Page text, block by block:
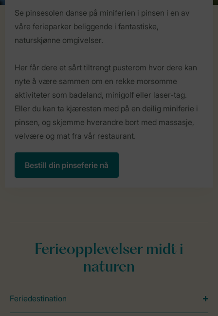
Se pinsesolen danse på miniferien i pinsen i en av
våre ferieparker beliggende i fantastiske,
naturskjønne omgivelser.
Her får dere et sårt tiltrengt pusterom hvor dere kan
nyte å være sammen om en rekke morsomme
aktiviteter som badeland, minigolf eller laser-tag.
Eller du kan ta kjæresten med på en deilig miniferie i
pinsen, og skjemme hverandre bort med massasje,
velvære og mat fra vår restaurant.
Bestill din pinseferie nå
Ferieopplevelser midt i
naturen
Feriedestination